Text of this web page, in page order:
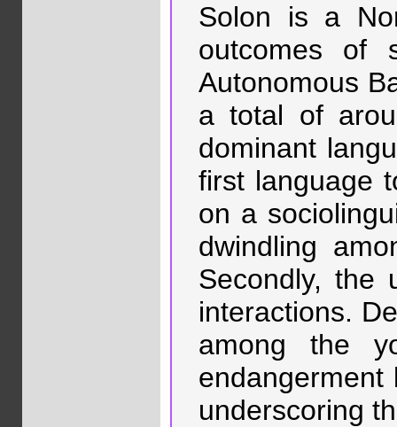
Solon is a
outcomes of
Autonomous
a total of
dominant
first language
on a
dwindling
Secondly, the
interactions.
among the
underscoring